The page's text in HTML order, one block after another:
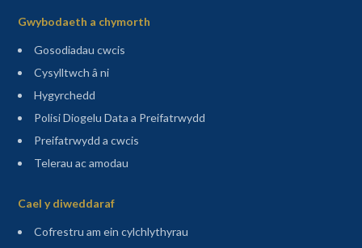
Gwybodaeth a chymorth
Gosodiadau cwcis
Cysylltwch â ni
Hygyrchedd
Polisi Diogelu Data a Preifatrwydd
Preifatrwydd a cwcis
Telerau ac amodau
Cael y diweddaraf
Cofrestru am ein cylchlythyrau(agor mewn tab newydd)